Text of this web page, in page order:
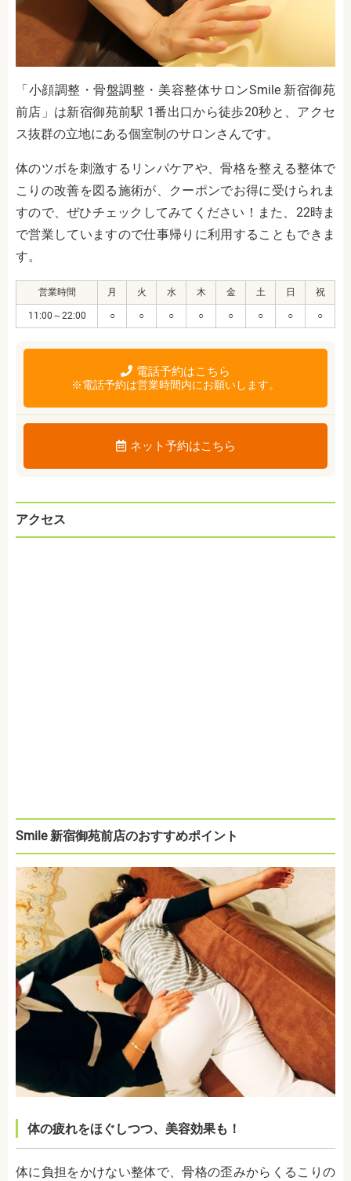
「小顔調整・骨盤調整・美容整体サロンSmile 新宿御苑
前店」は新宿御苑前駅 1番出口から徒歩20秒と、アクセ
ス抜群の立地にある個室制のサロンさんです。
体のツボを刺激するリンパケアや、骨格を整える整体で
こりの改善を図る施術が、クーポンでお得に受けられま
すので、ぜひチェックしてみてください！また、22時ま
で営業していますので仕事帰りに利用することもできま
す。
営業時間 月 火 水 木 金 土 日 祝
11:00～22:00 ○ ○ ○ ○ ○ ○ ○ ○
電話予約はこちら
※電話予約は営業時間内にお願いします。
ネット予約はこちら
アクセス
Smile 新宿御苑前店のおすすめポイント
体の疲れをほぐしつつ、美容効果も！
体に負担をかけない整体で、骨格の歪みからくるこりの